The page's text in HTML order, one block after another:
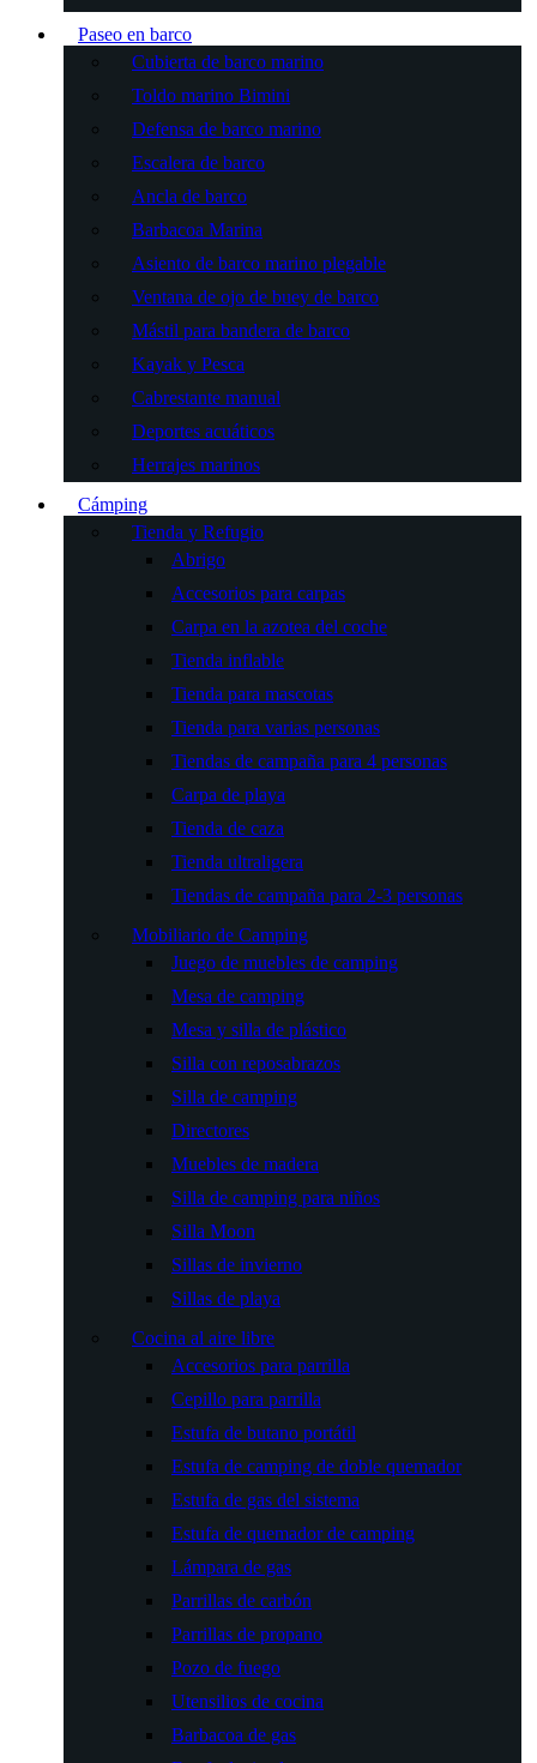
Paseo en barco
Cubierta de barco marino
Toldo marino Bimini
Defensa de barco marino
Escalera de barco
Ancla de barco
Barbacoa Marina
Asiento de barco marino plegable
Ventana de ojo de buey de barco
Mástil para bandera de barco
Kayak y Pesca
Cabrestante manual
Deportes acuáticos
Herrajes marinos
Cámping
Tienda y Refugio
Abrigo
Accesorios para carpas
Carpa en la azotea del coche
Tienda inflable
Tienda para mascotas
Tienda para varias personas
Tiendas de campaña para 4 personas
Carpa de playa
Tienda de caza
Tienda ultraligera
Tiendas de campaña para 2-3 personas
Mobiliario de Camping
Juego de muebles de camping
Mesa de camping
Mesa y silla de plástico
Silla con reposabrazos
Silla de camping
Directores
Muebles de madera
Silla de camping para niños
Silla Moon
Sillas de invierno
Sillas de playa
Cocina al aire libre
Accesorios para parrilla
Cepillo para parrilla
Estufa de butano portátil
Estufa de camping de doble quemador
Estufa de gas del sistema
Estufa de quemador de camping
Lámpara de gas
Parrillas de carbón
Parrillas de propano
Pozo de fuego
Utensilios de cocina
Barbacoa de gas